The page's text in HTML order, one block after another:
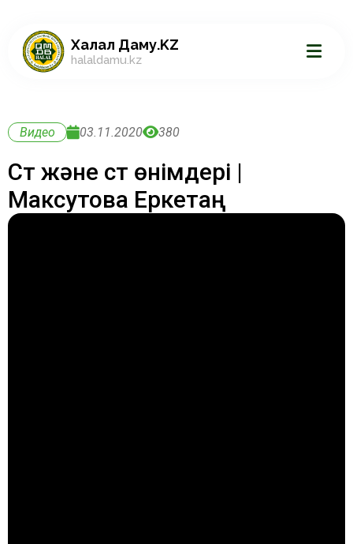
Халал Даму.KZ
halaldamu.kz
Видео 03.11.2020 380
Сүт және сүт өнімдері |
Максутова Еркетаң